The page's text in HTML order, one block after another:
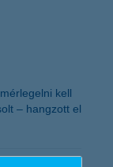
kell
– hangzott el